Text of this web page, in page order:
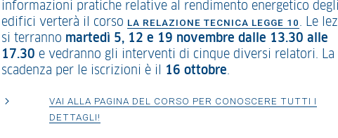
informazioni pratiche relative al rendimento energetico degli
edifici verterà il corso LA RELAZIONE TECNICA LEGGE 10. Le
si terranno martedì 5, 12 e 19 novembre dalle 13.30 alle
17.30 e vedranno gli interventi di cinque diversi relatori. La
scadenza per le iscrizioni è il
16 ottobre.
VAI ALLA PAGINA DEL CORSO PER CONOSCERE TUTTI I
DETTAGLI!